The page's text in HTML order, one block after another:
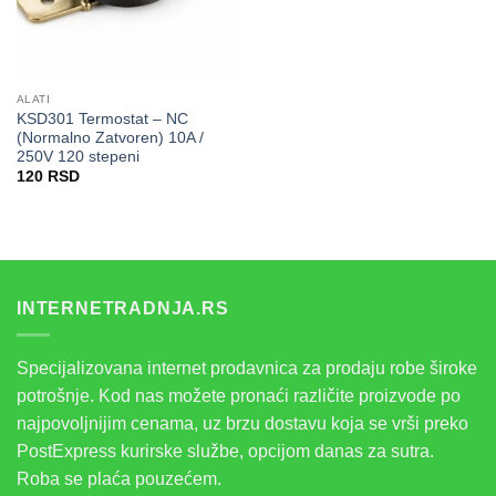
ALATI
KSD301 Termostat – NC
(Normalno Zatvoren) 10A /
250V 120 stepeni
120 RSD
INTERNETRADNJA.RS
Specijalizovana internet prodavnica za prodaju robe široke
potrošnje. Kod nas možete pronaći različite proizvode po
najpovoljnijim cenama, uz brzu dostavu koja se vrši preko
PostExpress kurirske službe, opcijom danas za sutra.
Roba se plaća pouzećem.